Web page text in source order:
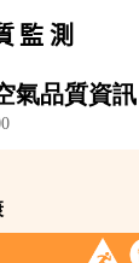
監測